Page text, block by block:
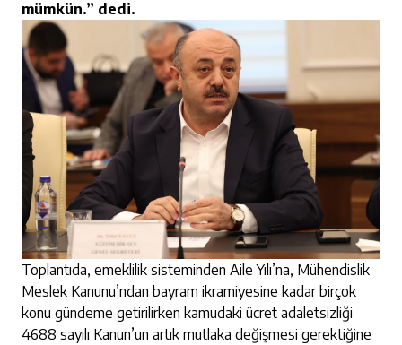
mümkün.” dedi.
Toplantıda, emeklilik sisteminden Aile Yılı’na, Mühendislik
Meslek Kanunu’ndan bayram ikramiyesine kadar birçok
konu gündeme getirilirken kamudaki ücret adaletsizliği
4688 sayılı Kanun’un artık mutlaka değişmesi gerektiğine